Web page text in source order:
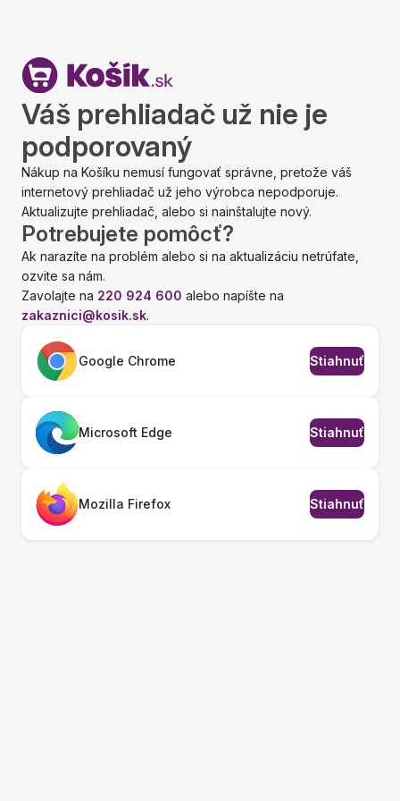
Váš prehliadač už nie je
podporovaný
Nákup na Košíku nemusí fungovať správne, pretože váš
internetový prehliadač už jeho výrobca nepodporuje.
Aktualizujte prehliadač, alebo si nainštalujte nový.
Potrebujete pomôcť?
Ak narazíte na problém alebo si na aktualizáciu netrúfate,
ozvite sa nám.
Zavolajte na 220 924 600 alebo napíšte na
zakaznici@kosik.sk.
Google Chrome Stiahnuť
Microsoft Edge Stiahnuť
Mozilla Firefox Stiahnuť